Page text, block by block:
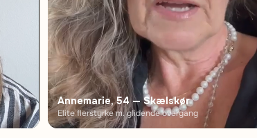
Annemarie, 54 — Skælskør
Elite flerstyrke m. glidende overgang